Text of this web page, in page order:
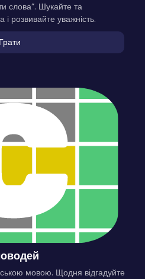
слова”. Шукайте та
розвивайте уважність.
Грати
мовою. Щодня відгадуйте